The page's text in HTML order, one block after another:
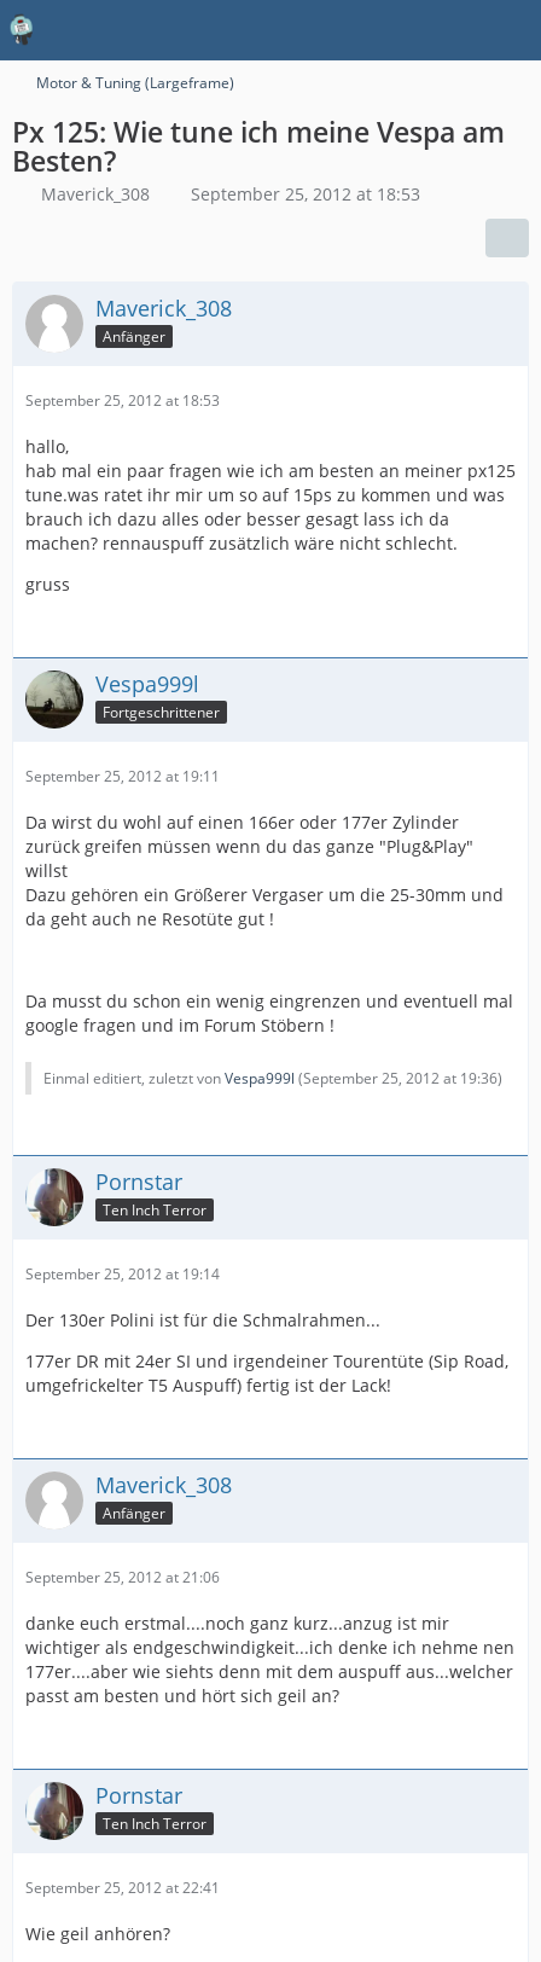
Motor & Tuning (Largeframe)
Px 125: Wie tune ich meine Vespa am
Besten?
Maverick_308 September 25, 2012 at 18:53
Maverick_308
Anfänger
September 25, 2012 at 18:53
hallo,
hab mal ein paar fragen wie ich am besten an meiner px125
tune.was ratet ihr mir um so auf 15ps zu kommen und was
brauch ich dazu alles oder besser gesagt lass ich da
machen? rennauspuff zusätzlich wäre nicht schlecht.
gruss
Vespa999l
Fortgeschrittener
September 25, 2012 at 19:11
Da wirst du wohl auf einen 166er oder 177er Zylinder
zurück greifen müssen wenn du das ganze "Plug&Play"
willst
Dazu gehören ein Größerer Vergaser um die 25-30mm und
da geht auch ne Resotüte gut !
Da musst du schon ein wenig eingrenzen und eventuell mal
google fragen und im Forum Stöbern !
Einmal editiert, zuletzt vonVespa999l (September 25, 2012 at 19:36)
Pornstar
Ten Inch Terror
September 25, 2012 at 19:14
Der 130er Polini ist für die Schmalrahmen...
177er DR mit 24er SI und irgendeiner Tourentüte (Sip Road,
umgefrickelter T5 Auspuff) fertig ist der Lack!
Maverick_308
Anfänger
September 25, 2012 at 21:06
danke euch erstmal....noch ganz kurz...anzug ist mir
wichtiger als endgeschwindigkeit...ich denke ich nehme nen
177er....aber wie siehts denn mit dem auspuff aus...welcher
passt am besten und hört sich geil an?
Pornstar
Ten Inch Terror
September 25, 2012 at 22:41
Wie geil anhören?